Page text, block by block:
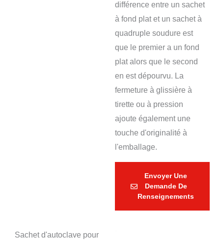
différence entre un sachet
à fond plat et un sachet à
quadruple soudure est
que le premier a un fond
plat alors que le second
en est dépourvu. La
fermeture à glissière à
tirette ou à pression
ajoute également une
touche d'originalité à
l'emballage.
Envoyer Une
Demande De
Renseignements
Sachet d'autoclave pour